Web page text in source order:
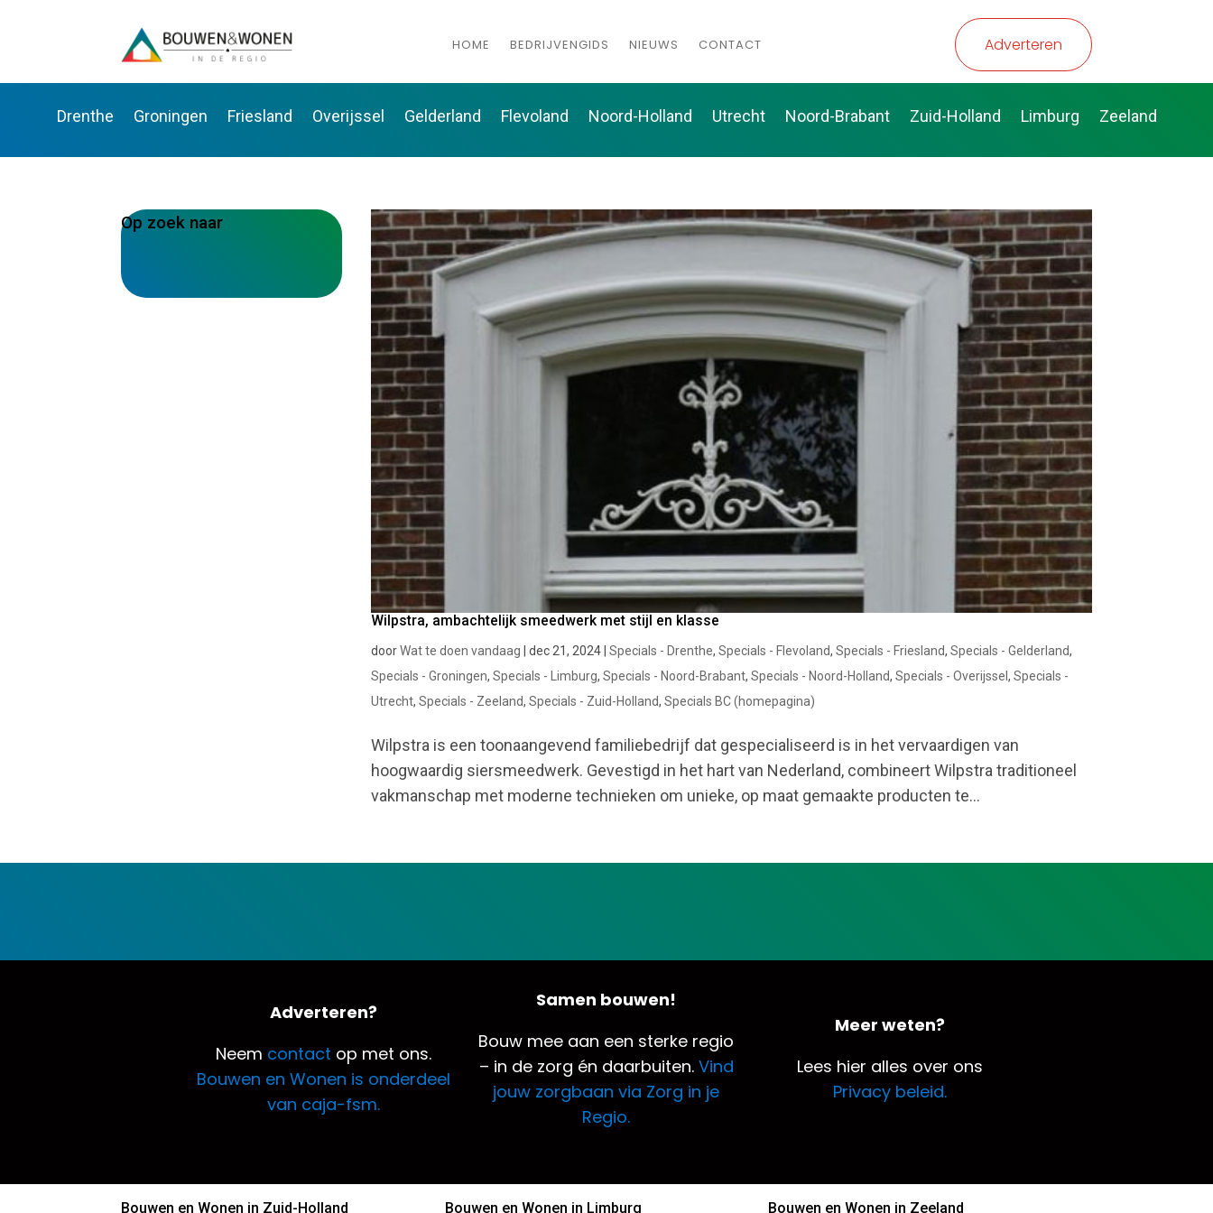
HOME BEDRIJVENGIDS NIEUWS CONTACT Adverteren
Drenthe Groningen Friesland Overijssel Gelderland Flevoland Noord-Holland Utrecht Noord-Brabant Zuid-Holland Limburg Zeeland
Wilpstra, ambachtelijk smeedwerk met stijl en klasse
doorWat te doen vandaag |dec 21, 2024 |Specials - Drenthe,Specials - Flevoland,Specials - Friesland,Specials - Gelderland,
Specials - Groningen,Specials - Limburg,Specials - Noord-Brabant,Specials - Noord-Holland,Specials - Overijssel,Specials -
Utrecht,Specials - Zeeland,Specials - Zuid-Holland,Specials BC (homepagina)
Wilpstra is een toonaangevend familiebedrijf dat gespecialiseerd is in het vervaardigen van
hoogwaardig siersmeedwerk. Gevestigd in het hart van Nederland, combineert Wilpstra traditioneel
vakmanschap met moderne technieken om unieke, op maat gemaakte producten te...
Op zoek naar
Adverteren?
Neem contact op met ons.
Bouwen en Wonen is onderdeel
van caja-fsm.
Samen bouwen!
Bouw mee aan een sterke regio
– in de zorg én daarbuiten. Vind
jouw zorgbaan via Zorg in je
Regio.
Meer weten?
Lees hier alles over ons
Privacy beleid.
Bouwen en Wonen in Zuid-Holland Bouwen en Wonen in Limburg Bouwen en Wonen in Zeeland